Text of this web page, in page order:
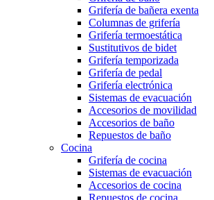
Grifería de bañera exenta
Columnas de grifería
Grifería termoestática
Sustitutivos de bidet
Grifería temporizada
Grifería de pedal
Grifería electrónica
Sistemas de evacuación
Accesorios de movilidad
Accesorios de baño
Repuestos de baño
Cocina
Grifería de cocina
Sistemas de evacuación
Accesorios de cocina
Repuestos de cocina